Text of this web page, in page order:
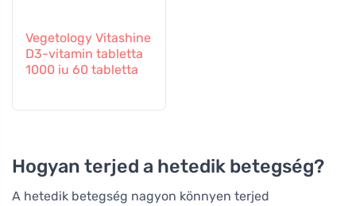
Vegetology Vitashine
D3-vitamin tabletta
1000 iu 60 tabletta
Hogyan terjed a hetedik betegség?
A hetedik betegség nagyon könnyen terjed